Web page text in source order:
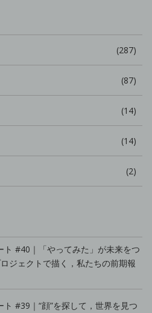
(287)
(87)
(14)
(14)
(2)
ト #40｜「やってみた」が未来をつ
ジェクトで描く，私たちの前期報
#39｜“顔”を探して，世界を見つ